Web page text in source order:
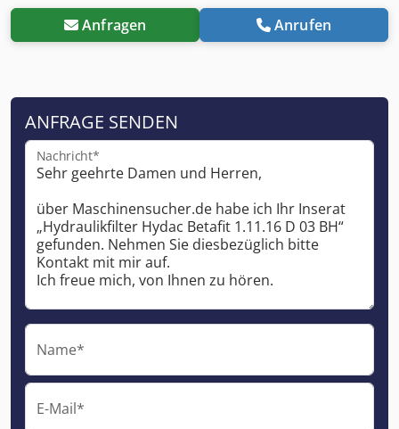
Anfragen Anrufen
ANFRAGE SENDEN
Nachricht*
Name*
E-Mail*